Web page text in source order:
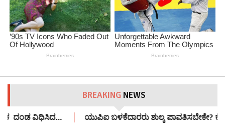
BREAKING NEWS
ದಂಡ ವಿಧಿಸಿದ… ಯುಪಿಐ ಬಳಕೆದಾರರು ಶುಲ್ಕ ಪಾವತಿಸಬೇಕೇ?